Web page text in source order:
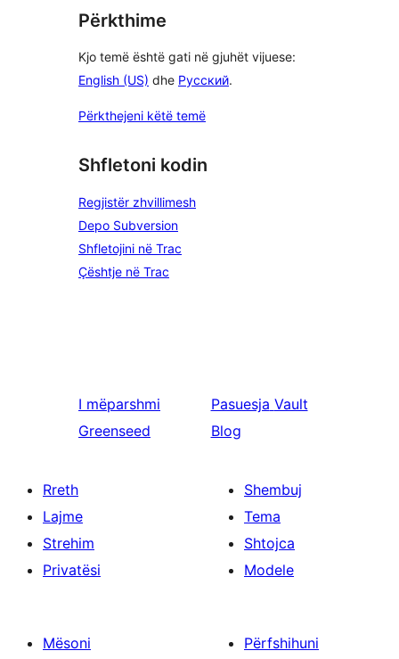
Përkthime
Kjo temë është gati në gjuhët vijuese:
English (US) dhe Русский.
Përkthejeni këtë temë
Shfletoni kodin
Regjistër zhvillimesh
Depo Subversion
Shfletojini në Trac
Çështje në Trac
I mëparshmi
Greenseed
Pasuesja Vault
Blog
Rreth
Lajme
Strehim
Privatësi
Shembuj
Tema
Shtojca
Modele
Mësoni
Përfshihuni